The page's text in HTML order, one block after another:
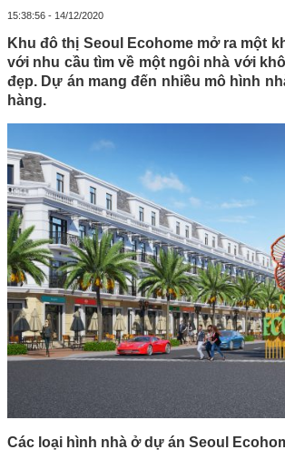
15:38:56 - 14/12/2020
Khu đô thị Seoul Ecohome mở ra một
với nhu cầu tìm về một ngôi nhà với
đẹp. Dự án mang đến nhiều mô hình
hàng.
Các loại hình nhà ở dự án Seoul